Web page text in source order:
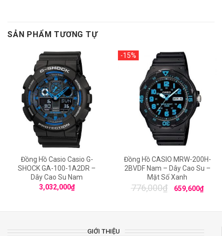
SẢN PHẨM TƯƠNG TỰ
Đồng Hồ Casio Casio G-
SHOCK GA-100-1A2DR –
Dây Cao Su Nam
3,032,000₫
-15%
Đồng Hồ CASIO MRW-200H-
2BVDF Nam – Dây Cao Su –
Mặt Số Xanh
776,000₫ 659,600₫
GIỚI THIỆU